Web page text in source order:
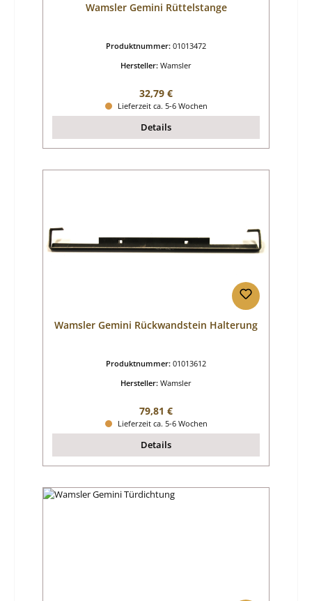
Wamsler Gemini Rüttelstange
Produktnummer: 01013472
Hersteller: Wamsler
Regulärer Preis:
32,79 €
Lieferzeit ca. 5-6 Wochen
Details
Wamsler Gemini Rückwandstein Halterung
Produktnummer: 01013612
Hersteller: Wamsler
Regulärer Preis:
79,81 €
Lieferzeit ca. 5-6 Wochen
Details